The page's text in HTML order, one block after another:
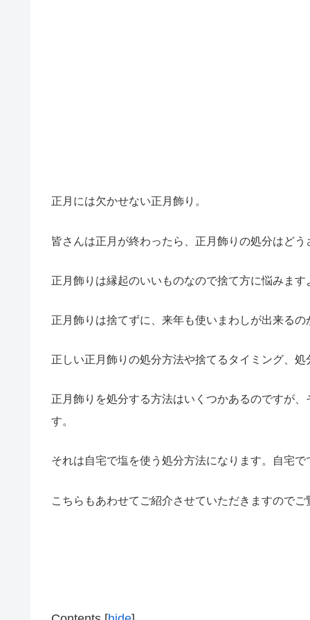
正月には欠かせない正月飾り。
皆さんは正月が終わったら、正月飾りの処分はどう
正月飾りは縁起のいいものなので捨て方に悩みます
正月飾りは捨てずに、来年も使いまわしが出来る
正しい正月飾りの処分方法や捨てるタイミング、
正月飾りを処分する方法はいくつかあるのですが
す。
それは自宅で塩を使う処分方法になります。自宅
こちらもあわせてご紹介させていただきますのでご